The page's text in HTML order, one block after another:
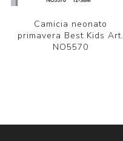
Camicia neonato
primavera Best Kids Art.
NO5570